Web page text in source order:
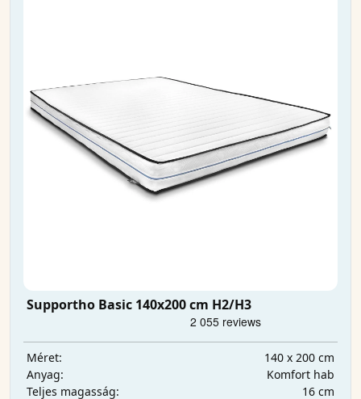
Supportho Basic 140x200 cm H2/H3
Méret:
140 x 200 cm
Anyag:
Komfort hab
Teljes magasság:
16 cm